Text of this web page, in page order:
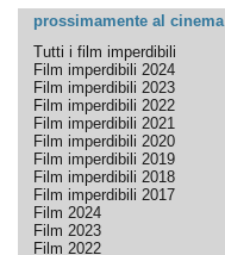
prossimamente al cinema
Tutti i film imperdibili
Film imperdibili 2024
Film imperdibili 2023
Film imperdibili 2022
Film imperdibili 2021
Film imperdibili 2020
Film imperdibili 2019
Film imperdibili 2018
Film imperdibili 2017
Film 2024
Film 2023
Film 2022